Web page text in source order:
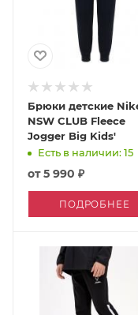
Брюки детские
NSW CLUB Fleece
Jogger Big Kids'
Есть в наличии: 15
от5 990 ₽
ПОДРОБНЕЕ